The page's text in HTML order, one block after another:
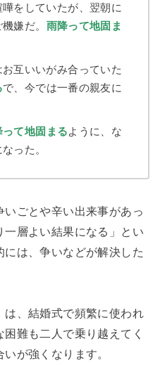
をしていたが、翌朝に
嫌だ。 雨降って地固ま
互いいがみ合っていた
で、今では一番の親友に
って地固まるように、な
った。
ごとや辛い出来事があっ
層よい結果になる」とい
には、争いなどが解決した
は、結婚式で頻繁に使われ
難も二人で乗り越えてく
が強くなります。